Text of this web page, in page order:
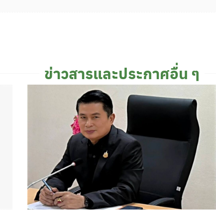
ข่าวสารและประกาศอื่น ๆ